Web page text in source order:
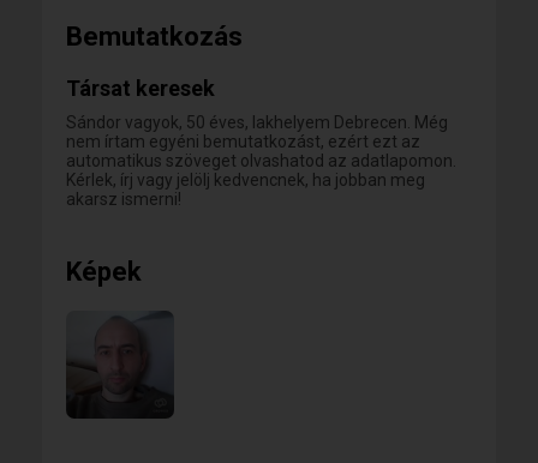
Bemutatkozás
Társat keresek
Sándor vagyok, 50 éves, lakhelyem Debrecen. Még
nem írtam egyéni bemutatkozást, ezért ezt az
automatikus szöveget olvashatod az adatlapomon.
Kérlek, írj vagy jelölj kedvencnek, ha jobban meg
akarsz ismerni!
Képek